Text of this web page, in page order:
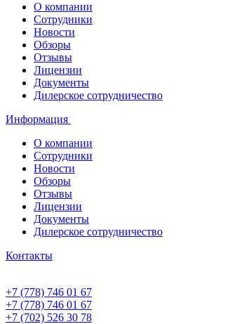
О компании
Сотрудники
Новости
Обзоры
Отзывы
Лицензии
Документы
Дилерское сотрудничество
Информация
О компании
Сотрудники
Новости
Обзоры
Отзывы
Лицензии
Документы
Дилерское сотрудничество
Контакты
+7 (778) 746 01 67
+7 (778) 746 01 67
+7 (702) 526 30 78